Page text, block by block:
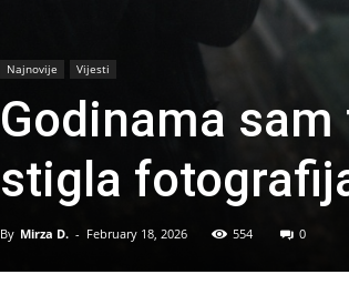
Najnovije Vijesti
Godinama
stigla
By Mirza D. - February 18, 2026 554 0